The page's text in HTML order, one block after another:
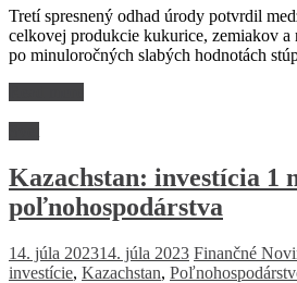
Tretí spresnený odhad úrody potvrdil
celkovej produkcie kukurice, zemiakov a
po minuloročných slabých hodnotách
Kazachstan: investícia 1
poľnohospodárstva
14. júla 202314. júla 2023 Finančné
investície, Kazachstan,